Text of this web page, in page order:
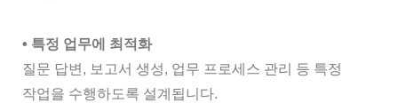
• 특정 업무에 최적화
질문 답변, 보고서 생성, 업무 프로세스 관리 등 특정
작업을 수행하도록 설계됩니다.